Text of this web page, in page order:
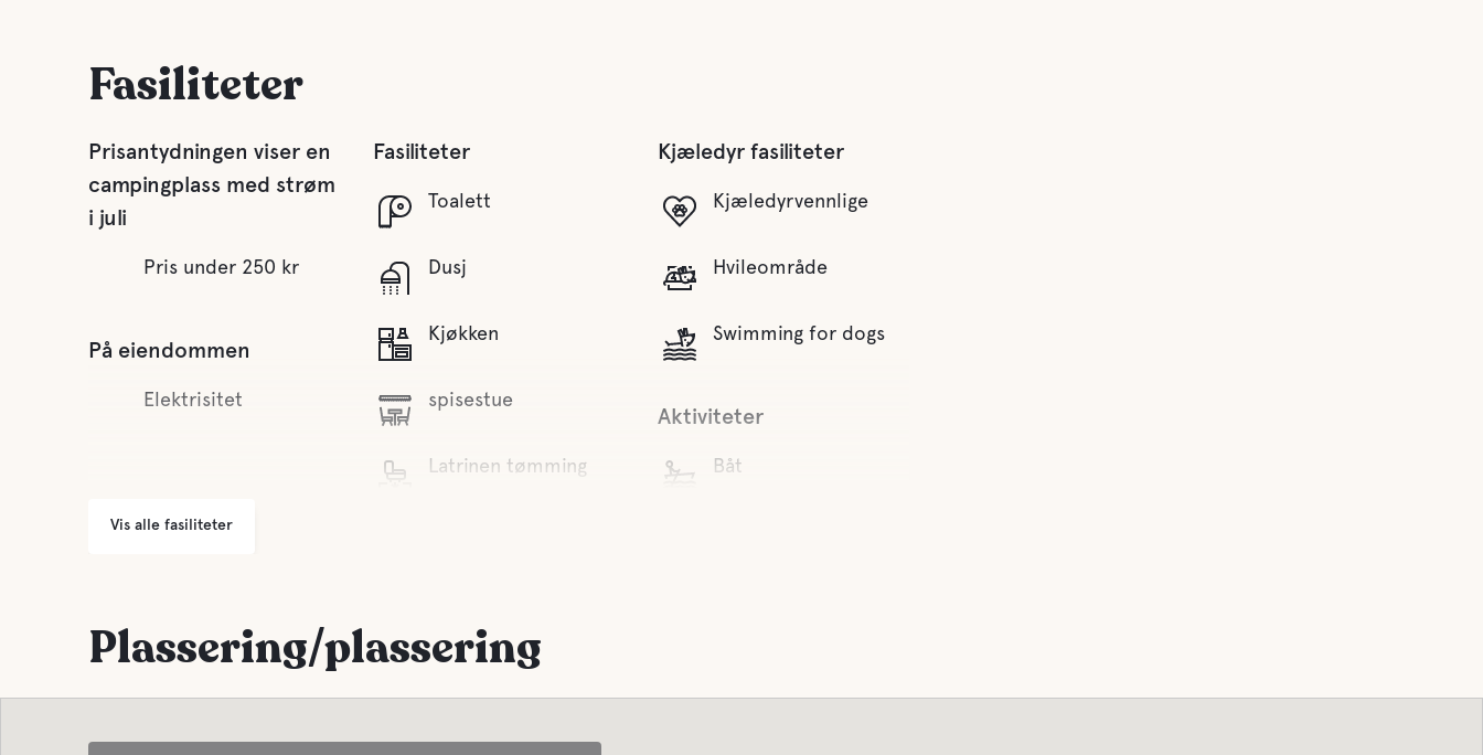
Fasiliteter
Prisantydningen viser en
campingplass med strøm
i juli
Pris under 250 kr
På eiendommen
Elektrisitet
Fasiliteter
Toalett
Dusj
Kjøkken
spisestue
Latrinen tømming
Lake
Kjæledyr fasiliteter
Kjæledyrvennlige
Hvileområde
Swimming for dogs
Aktiviteter
Båt
Vis alle fasiliteter
Plassering/plassering